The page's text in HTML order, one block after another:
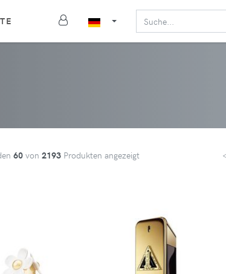
60 von 2193 Produkten angezeigt